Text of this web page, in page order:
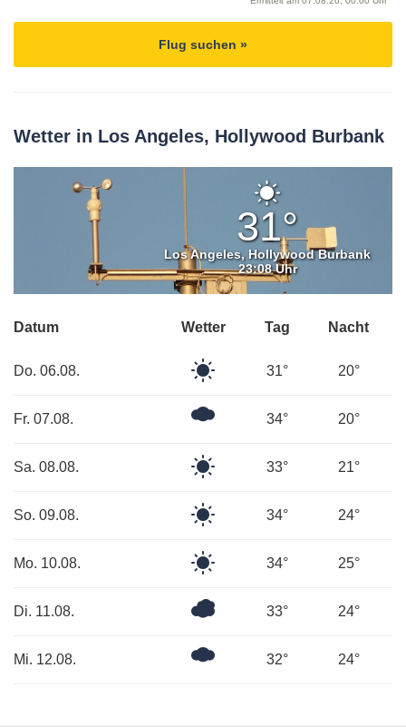
Flug suchen »
Wetter in Los Angeles, Hollywood Burbank
Klarer
Himmel
31°
Los Angeles, Hollywood Burbank
23:08 Uhr
Datum Wetter Tag Nacht
Do. 06.08. 31° 20°
Fr. 07.08. 34° 20°
Sa. 08.08. 33° 21°
So. 09.08. 34° 24°
Mo. 10.08. 34° 25°
Di. 11.08. 33° 24°
Mi. 12.08. 32° 24°